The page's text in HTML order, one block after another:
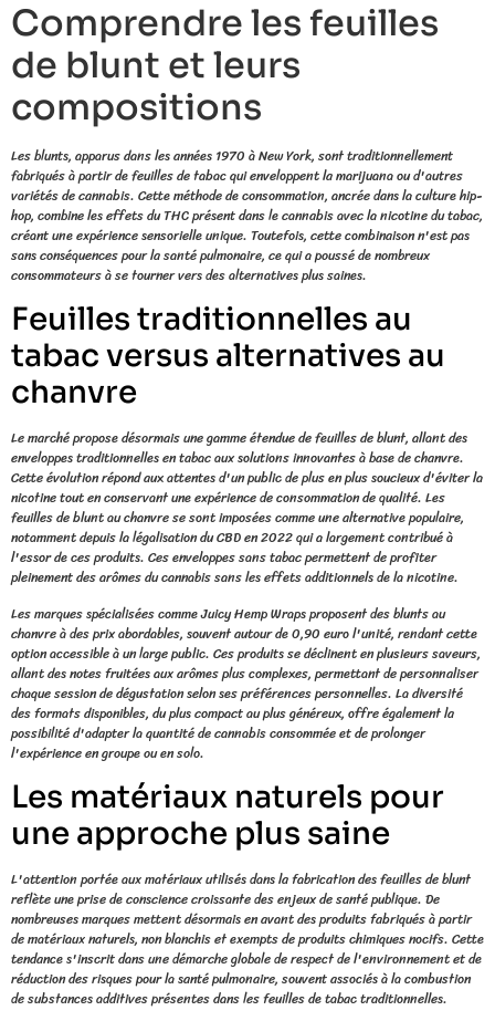
Comprendre les feuilles
de blunt et leurs
compositions
Les blunts, apparus dans les années 1970 à New York, sont traditionnellement
fabriqués à partir de feuilles de tabac qui enveloppent la marijuana ou d'autres
variétés de cannabis. Cette méthode de consommation, ancrée dans la culture hip-
hop, combine les effets du THC présent dans le cannabis avec la nicotine du tabac,
créant une expérience sensorielle unique. Toutefois, cette combinaison n'est pas
sans conséquences pour la santé pulmonaire, ce qui a poussé de nombreux
consommateurs à se tourner vers des alternatives plus saines.
Feuilles traditionnelles au
tabac versus alternatives au
chanvre
Le marché propose désormais une gamme étendue de feuilles de blunt, allant des
enveloppes traditionnelles en tabac aux solutions innovantes à base de chanvre.
Cette évolution répond aux attentes d'un public de plus en plus soucieux d'éviter la
nicotine tout en conservant une expérience de consommation de qualité. Les
feuilles de blunt au chanvre se sont imposées comme une alternative populaire,
notamment depuis la légalisation du CBD en 2022 qui a largement contribué à
l'essor de ces produits. Ces enveloppes sans tabac permettent de profiter
pleinement des arômes du cannabis sans les effets additionnels de la nicotine.
Les marques spécialisées comme Juicy Hemp Wraps proposent des blunts au
chanvre à des prix abordables, souvent autour de 0,90 euro l'unité, rendant cette
option accessible à un large public. Ces produits se déclinent en plusieurs saveurs,
allant des notes fruitées aux arômes plus complexes, permettant de personnaliser
chaque session de dégustation selon ses préférences personnelles. La diversité
des formats disponibles, du plus compact au plus généreux, offre également la
possibilité d'adapter la quantité de cannabis consommée et de prolonger
l'expérience en groupe ou en solo.
Les matériaux naturels pour
une approche plus saine
L'attention portée aux matériaux utilisés dans la fabrication des feuilles de blunt
reflète une prise de conscience croissante des enjeux de santé publique. De
nombreuses marques mettent désormais en avant des produits fabriqués à partir
de matériaux naturels, non blanchis et exempts de produits chimiques nocifs. Cette
tendance s'inscrit dans une démarche globale de respect de l'environnement et de
réduction des risques pour la santé pulmonaire, souvent associés à la combustion
de substances additives présentes dans les feuilles de tabac traditionnelles.